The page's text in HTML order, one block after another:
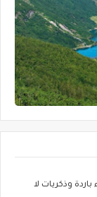
وذكريات لا